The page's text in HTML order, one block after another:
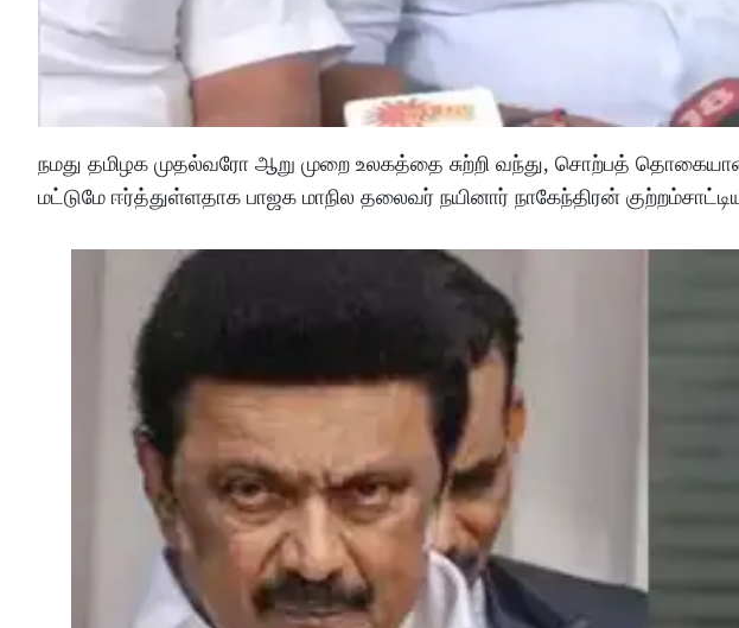
நமது தமிழக முதல்வரோ ஆறு முறை உலகத்தை சுற்றி வந்து, சொற்பத் தொகையான
மட்டுமே ஈர்த்துள்ளதாக பாஜக மாநில தலைவர் நயினார் நாகேந்திரன்